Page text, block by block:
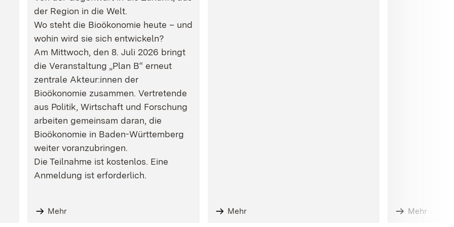
der Region in die Welt.
Wo steht die Bioökonomie heute – und
wohin wird sie sich entwickeln?
Am Mittwoch, den 8. Juli 2026 bringt
die Veranstaltung „Plan B“ erneut
zentrale Akteur:innen der
Bioökonomie zusammen. Vertretende
aus Politik, Wirtschaft und Forschung
arbeiten gemeinsam daran, die
Bioökonomie in Baden-Württemberg
weiter voranzubringen.
Die Teilnahme ist kostenlos. Eine
Anmeldung ist erforderlich.
Mehr Mehr Mehr